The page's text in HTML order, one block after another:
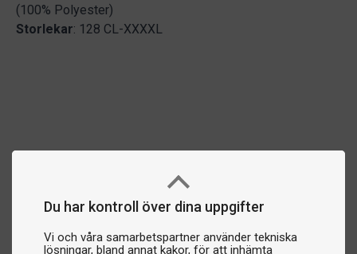
Du har kontroll över dina uppgifter
Vi och våra samarbetspartner använder tekniska
lösningar, bland annat kakor, för att inhämta
(100% Polyester)
Storlekar: 128 CL-XXXXL